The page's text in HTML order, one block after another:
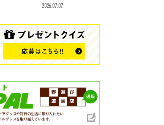
2026.07.07